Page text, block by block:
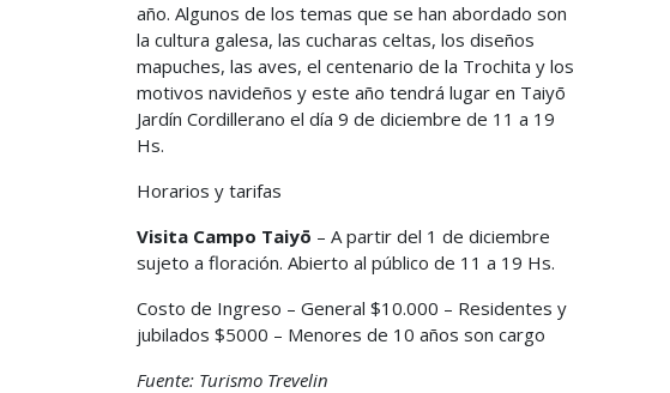
año. Algunos de los temas que se han abordado son
la cultura galesa, las cucharas celtas, los diseños
mapuches, las aves, el centenario de la Trochita y los
motivos navideños y este año tendrá lugar en Taiyō
Jardín Cordillerano el día 9 de diciembre de 11 a 19
Hs.
Horarios y tarifas
Visita Campo Taiyō – A partir del 1 de diciembre
sujeto a floración. Abierto al público de 11 a 19 Hs.
Costo de Ingreso – General $10.000 – Residentes y
jubilados $5000 – Menores de 10 años son cargo
Fuente: Turismo Trevelin